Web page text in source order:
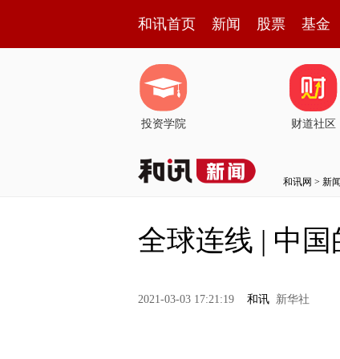
和讯首页 新闻 股票 基金
投资学院 财道社区
和讯网 > 新闻
全球连线 | 中
2021-03-03 17:21:19 和讯 新华社